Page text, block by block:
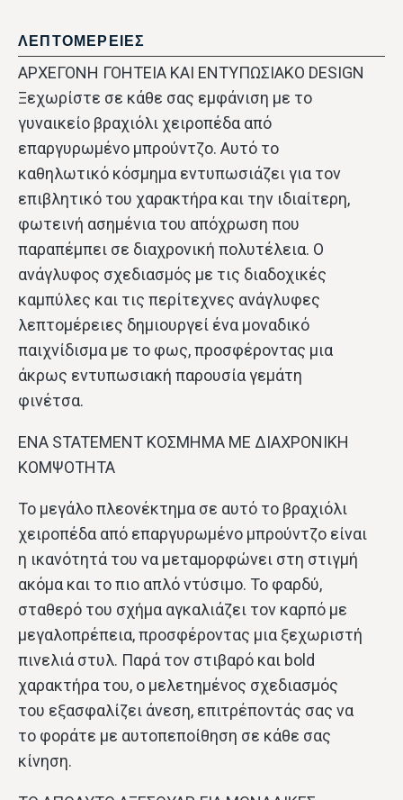
ΛΕΠΤΟΜΕΡΕΙΕΣ
ΑΡΧΕΓΟΝΗ ΓΟΗΤΕΙΑ ΚΑΙ ΕΝΤΥΠΩΣΙΑΚΟ DESIGN
Ξεχωρίστε σε κάθε σας εμφάνιση με το
γυναικείο βραχιόλι χειροπέδα από
επαργυρωμένο μπρούντζο. Αυτό το
καθηλωτικό κόσμημα εντυπωσιάζει για τον
επιβλητικό του χαρακτήρα και την ιδιαίτερη,
φωτεινή ασημένια του απόχρωση που
παραπέμπει σε διαχρονική πολυτέλεια. Ο
ανάγλυφος σχεδιασμός με τις διαδοχικές
καμπύλες και τις περίτεχνες ανάγλυφες
λεπτομέρειες δημιουργεί ένα μοναδικό
παιχνίδισμα με το φως, προσφέροντας μια
άκρως εντυπωσιακή παρουσία γεμάτη
φινέτσα.
ΕΝΑ STATEMENT ΚΟΣΜΗΜΑ ΜΕ ΔΙΑΧΡΟΝΙΚΗ
ΚΟΜΨΟΤΗΤΑ
Το μεγάλο πλεονέκτημα σε αυτό το βραχιόλι
χειροπέδα από επαργυρωμένο μπρούντζο είναι
η ικανότητά του να μεταμορφώνει στη στιγμή
ακόμα και το πιο απλό ντύσιμο. Το φαρδύ,
σταθερό του σχήμα αγκαλιάζει τον καρπό με
μεγαλοπρέπεια, προσφέροντας μια ξεχωριστή
πινελιά στυλ. Παρά τον στιβαρό και bold
χαρακτήρα του, ο μελετημένος σχεδιασμός
του εξασφαλίζει άνεση, επιτρέποντάς σας να
το φοράτε με αυτοπεποίθηση σε κάθε σας
κίνηση.